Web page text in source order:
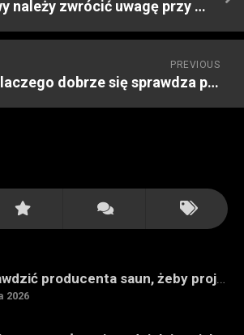
Na jakie sprawy należy zwrócić uwagę przy wyborze listwy karniszowej
PREVIOUS
Piana pur – dlaczego dobrze się sprawdza przy ociepleniu budynków
Jak sprawdzić producenta saun, żeby projekt miał sens na lata
2026